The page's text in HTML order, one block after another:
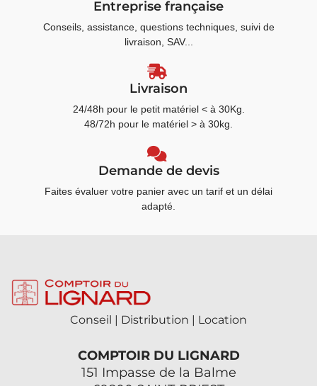
Entreprise française
Conseils, assistance, questions techniques, suivi de
livraison, SAV...
Livraison
24/48h pour le petit matériel < à 30Kg.
48/72h pour le matériel > à 30kg.
Demande de devis
Faites évaluer votre panier avec un tarif et un délai
adapté.
Conseil | Distribution | Location
COMPTOIR DU LIGNARD
151 Impasse de la Balme